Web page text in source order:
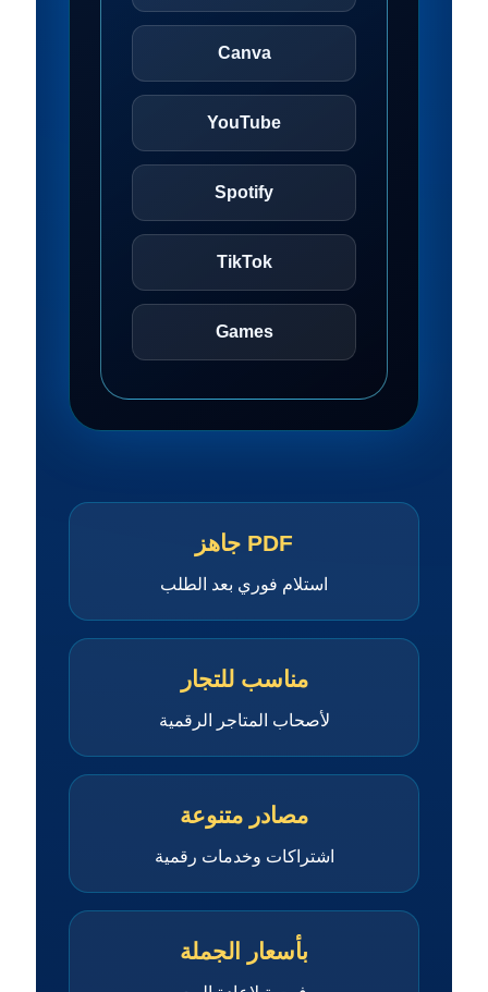
Canva
YouTube
Spotify
TikTok
Games
PDF جاهز
استلام فوري بعد الطلب
مناسب للتجار
لأصحاب المتاجر الرقمية
مصادر متنوعة
اشتراكات وخدمات رقمية
بأسعار الجملة